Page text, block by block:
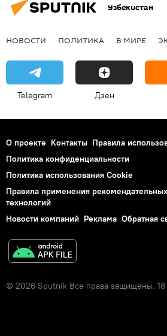
Узбекистан
НОВОСТИ ПОЛИТИКА В МИРЕ
Telegram Дзен
О проекте Контакты Правила
Политика конфиденциальности
Политика использования Cookie
Правила применения рекомендательных
технологий
Новости компаний Реклама Обратная
© 2026 Sputnik Все права защищены.